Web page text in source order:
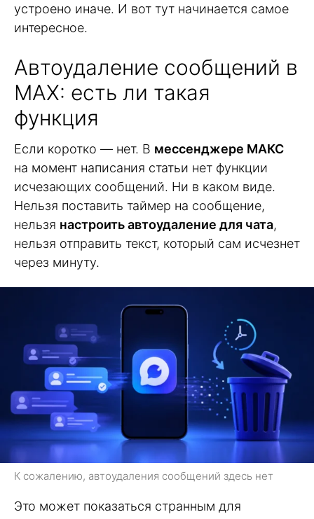
устроено иначе. И вот тут начинается самое
интересное.
Автоудаление сообщений в
MAX: есть ли такая
функция
Если коротко — нет. В мессенджере МАКС
на момент написания статьи нет функции
исчезающих сообщений. Ни в каком виде.
Нельзя поставить таймер на сообщение,
нельзя настроить автоудаление для чата,
нельзя отправить текст, который сам исчезнет
через минуту.
К сожалению, автоудаления сообщений здесь нет
Это может показаться странным для